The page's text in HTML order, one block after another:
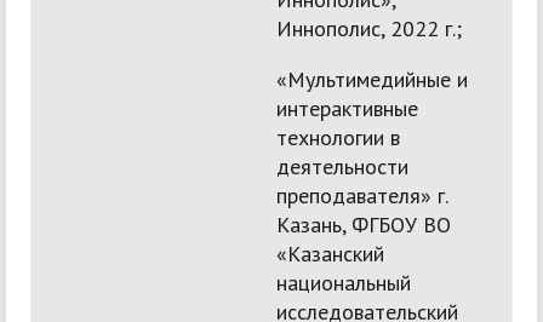
Иннополис, 2022 г.;
«Мультимедийные и
интерактивные
технологии в
деятельности
преподавателя» г.
Казань, ФГБОУ ВО
«Казанский
национальный
исследовательский